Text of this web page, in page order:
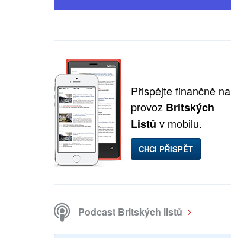
Přispějte finančně na
provoz Britských
Listů v mobilu.
CHCI PŘISPĚT
Podcast Britských listů